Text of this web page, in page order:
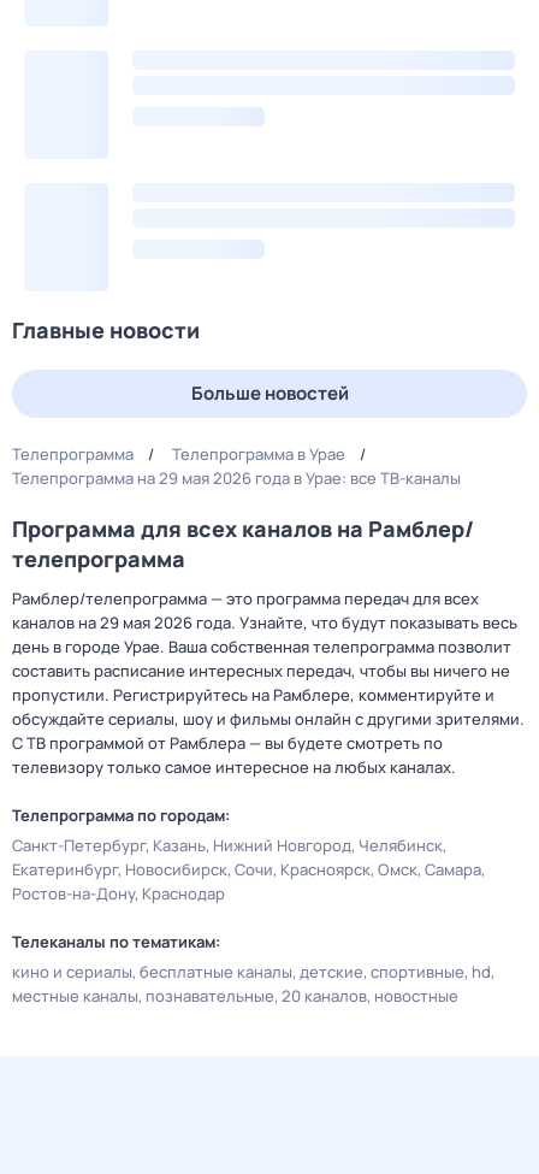
Главные новости
Больше новостей
Телепрограмма
Телепрограмма в Урае
Телепрограмма на 29 мая 2026 года в Урае: все ТВ-каналы
Программа для всех каналов на Рамблер/
телепрограмма
Рамблер/телепрограмма — это программа передач для всех
каналов на 29 мая 2026 года. Узнайте, что будут показывать весь
день в городе Урае. Ваша собственная телепрограмма позволит
составить расписание интересных передач, чтобы вы ничего не
пропустили. Регистрируйтесь на Рамблере, комментируйте и
обсуждайте сериалы, шоу и фильмы онлайн с другими зрителями.
С ТВ программой от Рамблера — вы будете смотреть по
телевизору только самое интересное на любых каналах.
Телепрограмма по городам:
Санкт-Петербург Казань Нижний Новгород Челябинск
Екатеринбург Новосибирск Сочи Красноярск Омск Самара
Ростов-на-Дону Краснодар
Телеканалы по тематикам:
кино и сериалы бесплатные каналы детские спортивные hd
местные каналы познавательные 20 каналов новостные